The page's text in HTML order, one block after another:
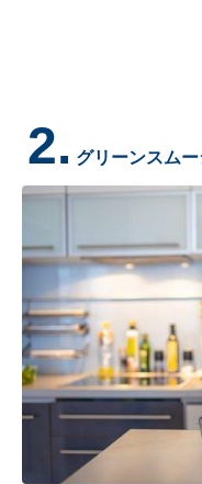
2. グリーンスム